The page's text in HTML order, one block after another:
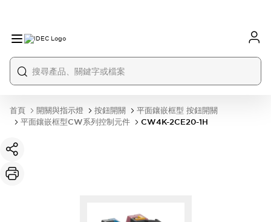
首頁 開關與指示燈 按鈕開關
平面鑲嵌框型 按鈕開關
平面鑲嵌框型CW系列控制元件
CW4K-2CE20-1H